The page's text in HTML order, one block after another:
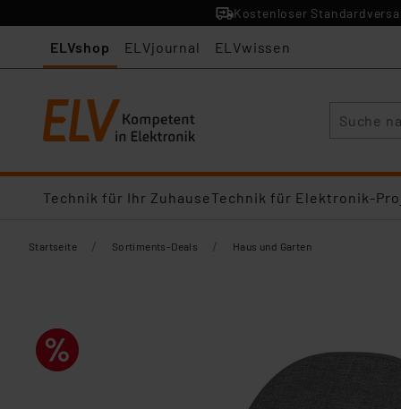
Kostenloser
ELVshop ELVjournal ELVwissen
Technik für Ihr ZuhauseTechnik für Elektronik-
Startseite / Sortiments-Deals / Haus und Garten​